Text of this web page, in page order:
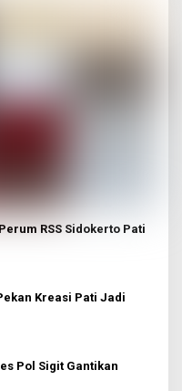
RSS Sidokerto Pati
Kreasi Pati Jadi
Pol Sigit Gantikan